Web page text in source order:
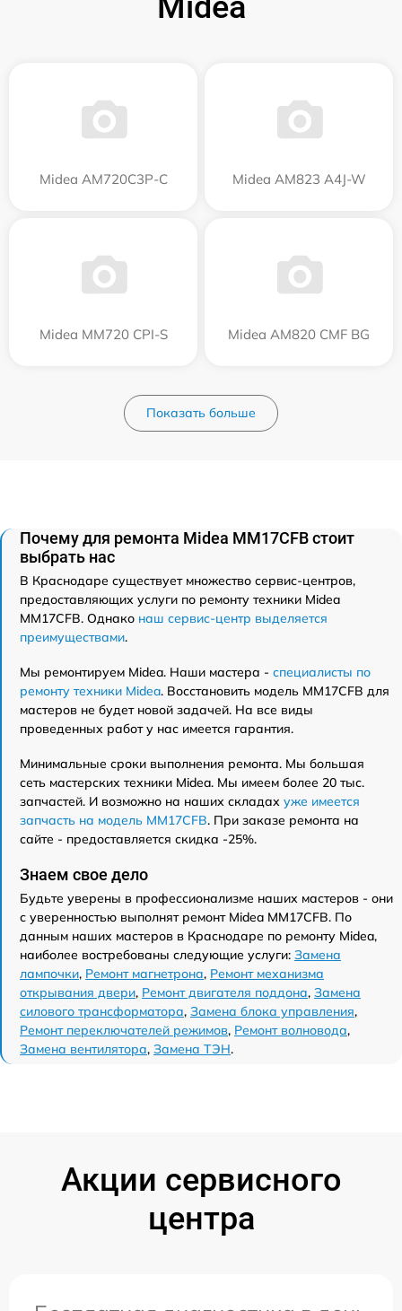
Midea AM720C3P-C Midea AM823 A4J-W
Midea MM720 CPI-S Midea AM820 CMF BG
Показать больше
Почему для ремонта Midea MM17CFB стоит
выбрать нас
В Краснодаре существует множество сервис-центров,
предоставляющих услуги по ремонту техники Midea
MM17CFB. Однако наш сервис-центр выделяется
преимуществами.
Мы ремонтируем Midea. Наши мастера - специалисты по
ремонту техники Midea. Восстановить модель MM17CFB для
мастеров не будет новой задачей. На все виды
проведенных работ у нас имеется гарантия.
Минимальные сроки выполнения ремонта. Мы большая
сеть мастерских техники Midea. Мы имеем более 20 тыс.
запчастей. И возможно на наших складах уже имеется
запчасть на модель MM17CFB. При заказе ремонта на
сайте - предоставляется скидка -25%.
Знаем свое дело
Будьте уверены в профессионализме наших мастеров - они
с уверенностью выполнят ремонт Midea MM17CFB. По
данным наших мастеров в Краснодаре по ремонту Midea,
наиболее востребованы следующие услуги: Замена
лампочки, Ремонт магнетрона, Ремонт механизма
открывания двери, Ремонт двигателя поддона, Замена
силового трансформатора, Замена блока управления,
Ремонт переключателей режимов, Ремонт волновода,
Замена вентилятора, Замена ТЭН.
Акции сервисного
центра